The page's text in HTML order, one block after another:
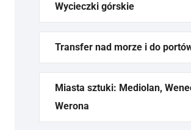
Wycieczki górskie
Transfer nad morze i do
Miasta sztuki: Mediolan,
Werona